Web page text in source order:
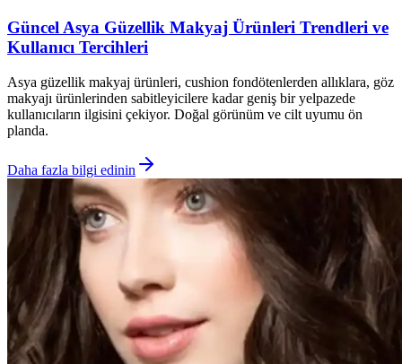
Güncel Asya Güzellik Makyaj Ürünleri Trendleri ve
Kullanıcı Tercihleri
Asya güzellik makyaj ürünleri, cushion fondötenlerden allıklara, göz
makyajı ürünlerinden sabitleyicilere kadar geniş bir yelpazede
kullanıcıların ilgisini çekiyor. Doğal görünüm ve cilt uyumu ön
planda.
Daha fazla bilgi edinin